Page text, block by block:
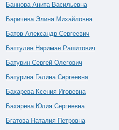
Баннова Анита Васильевна
Баричева Элина Михайловна
Батов Александр Сергеевич
Баттулин Нариман Рашитович
Батурин Сергей Олегович
Батурина Галина Сергеевна
Бахарева Ксения Игоревна
Бахарева Юлия Сергеевна
Бгатова Наталия Петровна